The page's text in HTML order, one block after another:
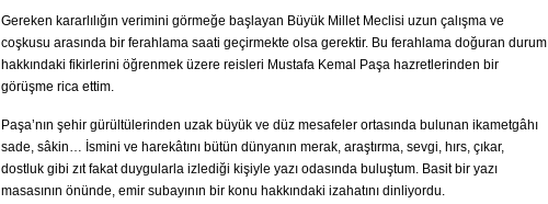
Gereken kararlılığın verimini görmeğe başlayan Büyük Millet Meclisi uzun çalışma ve
coşkusu arasında bir ferahlama saati geçirmekte olsa gerektir. Bu ferahlama doğuran durum
hakkındaki fikirlerini öğrenmek üzere reisleri Mustafa Kemal Paşa hazretlerinden bir
görüşme rica ettim.
Paşa’nın şehir gürültülerinden uzak büyük ve düz mesafeler ortasında bulunan ikametgâhı
sade, sâkin… İsmini ve harekâtını bütün dünyanın merak, araştırma, sevgi, hırs, çıkar,
dostluk gibi zıt fakat duygularla izlediği kişiyle yazı odasında buluştum. Basit bir yazı
masasının önünde, emir subayının bir konu hakkındaki izahatını dinliyordu.